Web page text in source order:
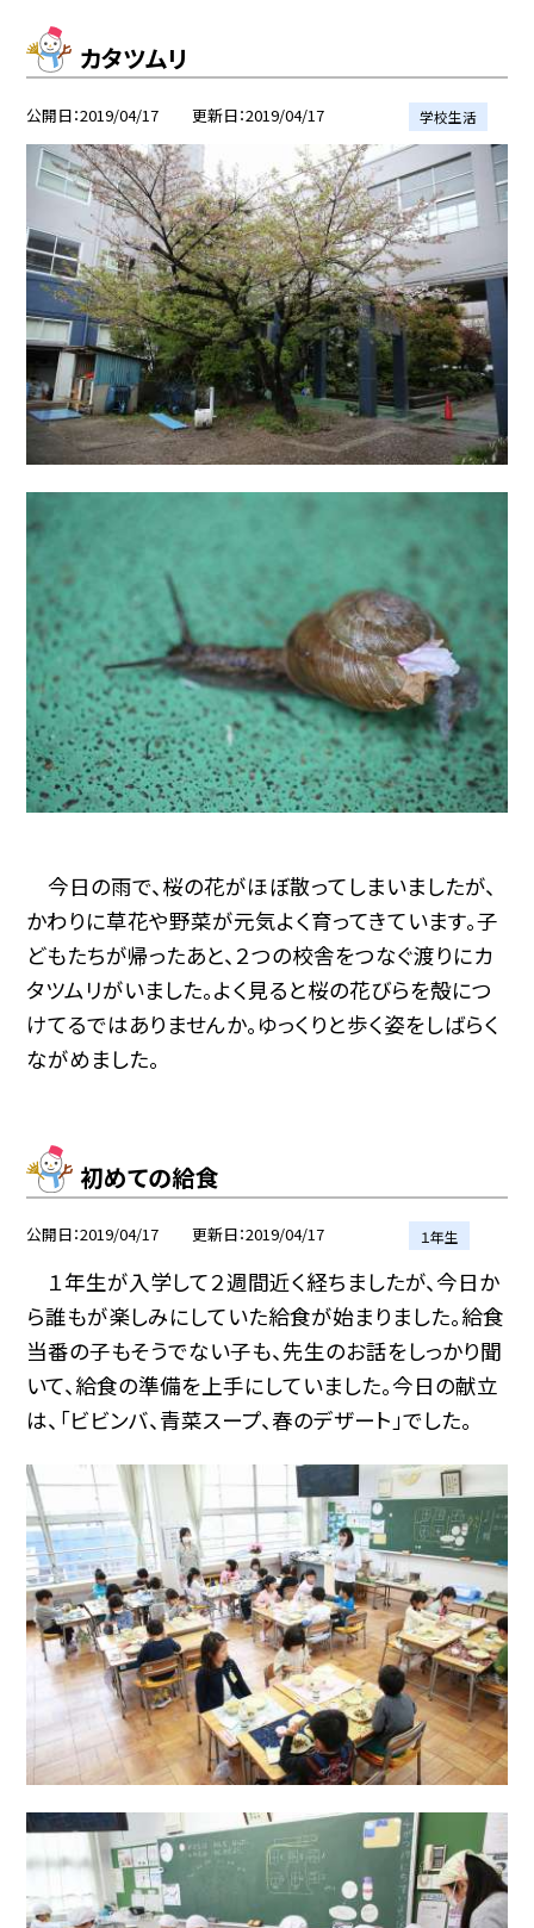
カタツムリ
公開日 2019/04/17 更新日 2019/04/17 学校生活
今日の雨で、桜の花がほぼ散ってしまいましたが、
かわりに草花や野菜が元気よく育ってきています。子
どもたちが帰ったあと、２つの校舎をつなぐ渡りにカ
タツムリがいました。よく見ると桜の花びらを殻につ
けてるではありませんか。ゆっくりと歩く姿をしばらく
ながめました。
初めての給食
公開日 2019/04/17 更新日 2019/04/17 １年生
１年生が入学して２週間近く経ちましたが、今日か
ら誰もが楽しみにしていた給食が始まりました。給食
当番の子もそうでない子も、先生のお話をしっかり聞
いて、給食の準備を上手にしていました。今日の献立
は、「ビビンバ、青菜スープ、春のデザート」でした。